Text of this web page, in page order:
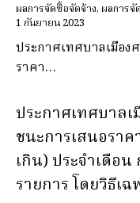
ผลการจัดซื้อจัดจ้าง,ผลการจั
1 กันยายน 2023
ประกาศเทศบาลเมือง
ราคา…
ประกาศเทศบาลเ
ชนะการเสนอรา
เกิน) ประจำเดือ
รายการ โดยวิธีเฉ